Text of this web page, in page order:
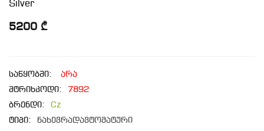
Silver
5200 ₾
საწყობში:
არა
შტრიხკოდი:
7892
ბრენდი:
Cz
ტიპი:
ნახევრადავტომატური